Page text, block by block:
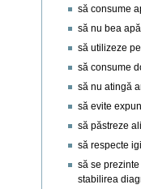
să consume
să nu bea
să utilizeze
să consume
să nu atingă
să evite
să păstreze
să respecte
să se
stabilirea